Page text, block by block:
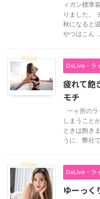
ィガン標準
りました。
秋になると
やつはこん
DxLive・ラ
疲れて飽
モチ
一ヶ所の
しまうこと
ときは飽き
うに、弊社
DxLive・ラ
ゆーっく